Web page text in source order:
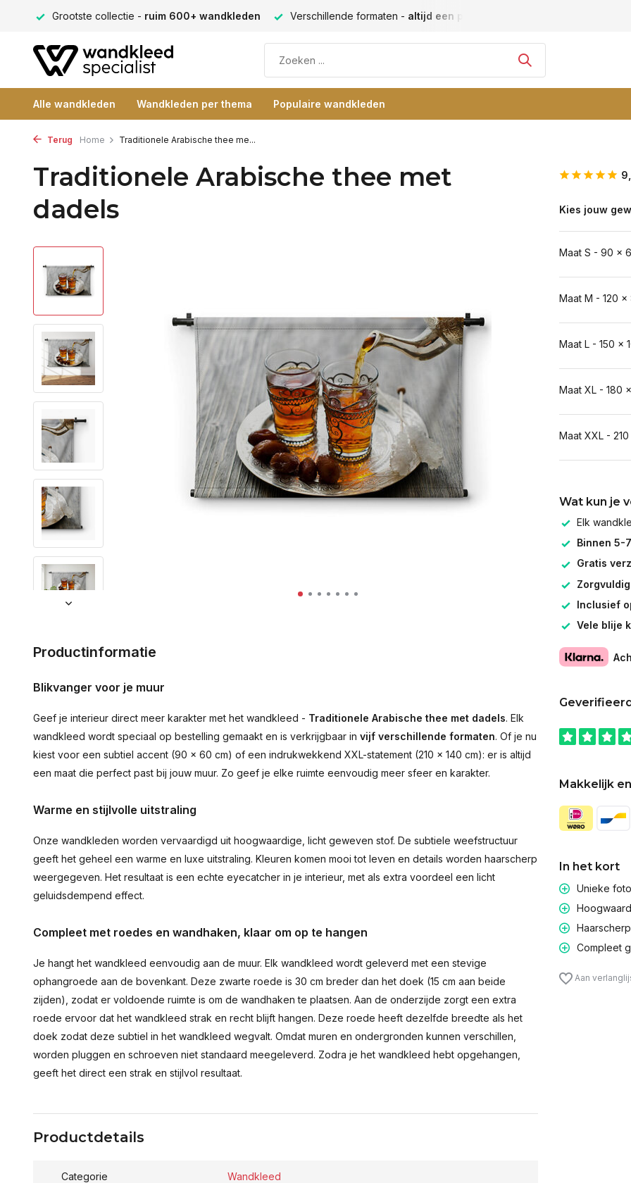
Grootste collectie - ruim 600+ wandkleden Verschillende formaten - altijd een passende maat
Alle wandkleden Wandkleden per thema Populaire wandkleden
Terug Home Traditionele Arabische thee me...
Traditionele Arabische thee met
dadels
Productinformatie
Blikvanger voor je muur
Geef je interieur direct meer karakter met het wandkleed - Traditionele Arabische thee met dadels. Elk
wandkleed wordt speciaal op bestelling gemaakt en is verkrijgbaar in vijf verschillende formaten. Of je nu
kiest voor een subtiel accent (90 × 60 cm) of een indrukwekkend XXL-statement (210 × 140 cm): er is altijd
een maat die perfect past bij jouw muur. Zo geef je elke ruimte eenvoudig meer sfeer en karakter.
Warme en stijlvolle uitstraling
Onze wandkleden worden vervaardigd uit hoogwaardige, licht geweven stof. De subtiele weefstructuur
geeft het geheel een warme en luxe uitstraling. Kleuren komen mooi tot leven en details worden haarscherp
weergegeven. Het resultaat is een echte eyecatcher in je interieur, met als extra voordeel een licht
geluidsdempend effect.
Compleet met roedes en wandhaken, klaar om op te hangen
Je hangt het wandkleed eenvoudig aan de muur. Elk wandkleed wordt geleverd met een stevige
ophangroede aan de bovenkant. Deze zwarte roede is 30 cm breder dan het doek (15 cm aan beide
zijden), zodat er voldoende ruimte is om de wandhaken te plaatsen. Aan de onderzijde zorgt een extra
roede ervoor dat het wandkleed strak en recht blijft hangen. Deze roede heeft dezelfde breedte als het
doek zodat deze subtiel in het wandkleed wegvalt. Omdat muren en ondergronden kunnen verschillen,
worden pluggen en schroeven niet standaard meegeleverd. Zodra je het wandkleed hebt opgehangen,
geeft het direct een strak en stijlvol resultaat.
Productdetails
Categorie Wandkleed
Kies jouw
Maat S - 90 x
Maat M - 120 x
Maat L - 150 x
Maat XL - 180
Maat XXL -
Wat kun je
Elk
Binnen 5-
Gratis
Inclusief
Vele blije
Makkelijk
In het kort
Unieke
Compleet
Aan